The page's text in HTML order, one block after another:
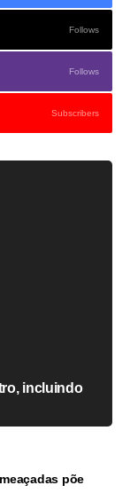
Follows
Follows
Subscribers
incluindo
põe